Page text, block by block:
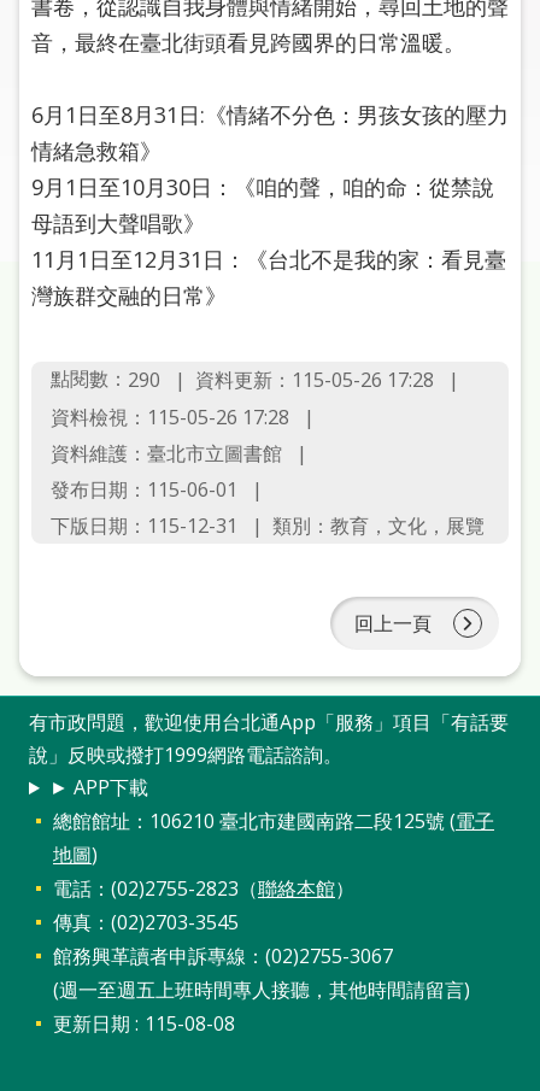
圖
上
申
請
常
見
問
答
加
入
市
圖
閱
讀
網
兒
版
問
音，最終在臺北街頭看見跨國界的日常溫暖。
6月1日至8月31日:《情緒不分色：男孩女孩的壓力
情緒急救箱》
9月1日至10月30日：《咱的聲，咱的命：從禁說
母語到大聲唱歌》
11月1日至12月31日：《台北不是我的家：看見臺
灣族群交融的日常》
點閱數： 290
資料更新：115-05-26 17:28
資料檢視：115-05-26 17:28
資料維護：臺北市立圖書館
發布日期：115-06-01
下版日期：115-12-31
類別：教育，文化，展覽
回上一頁
有市政問題，歡迎使用台北通App「服務」項目「有話要
說」反映或撥打1999網路電話諮詢。
► APP下載
總館館址：106210 臺北市建國南路二段125號 (電子
地圖)
電話：(02)2755-2823（聯絡本館）
傳真：(02)2703-3545
館務興革讀者申訴專線：(02)2755-3067
(週一至週五上班時間專人接聽，其他時間請留言)
更新日期
115-08-08